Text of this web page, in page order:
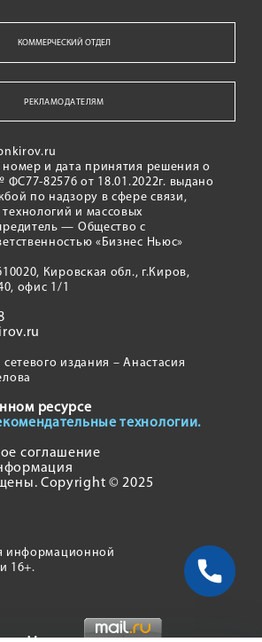
КОММЕРЧЕСКИЙ ОТДЕЛ
РЕКЛАМОДАТЕЛЯМ
и дата принятия решения о
ФС77-82576 от 18.01.2022г. выдано
по надзору в сфере связи,
и массовых
— Общество с
«Бизнес Ньюс»
Кировская обл., г.Киров,
офис 1/1
издания – Анастасия
ресурсе
технологии.
соглашение
Copyright © 2025
информационной
16+.